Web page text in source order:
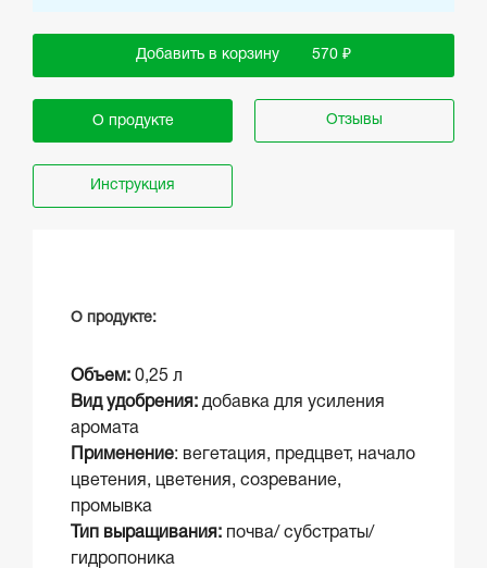
Добавить в корзину 570 ₽
О продукте Отзывы
Инструкция
О продукте:
Объем: 0,25 л
Вид удобрения: добавка для усиления
аромата
Применение: вегетация, предцвет, начало
цветения, цветения, созревание,
промывка
Тип выращивания: почва/ субстраты/
гидропоника